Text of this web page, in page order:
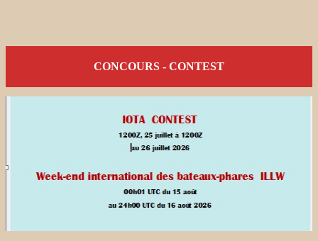
CONCOURS - CONTEST